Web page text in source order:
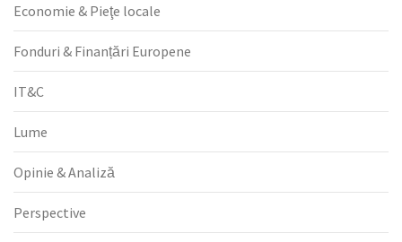
Economie & Pieţe locale
Fonduri & Finanțări Europene
IT&C
Lume
Opinie & Analiză
Perspective